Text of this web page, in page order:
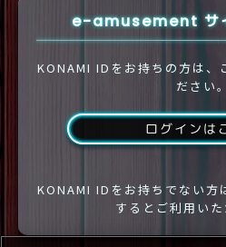
e-amusement サ
KONAMI IDをお持ちの方は、
ださい。
ログインは
KONAMI IDをお持ちでない方
するとご利用いた